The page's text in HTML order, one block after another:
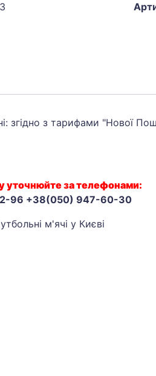
згідно з тарифами "Нової
уточнюйте за телефонами:
96 +38(050) 947-60-30
м'ячі у Києві